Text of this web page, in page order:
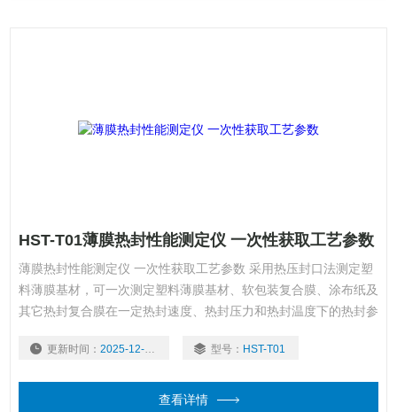
HST-T01薄膜热封性能测定仪 一次性获取工艺参数
薄膜热封性能测定仪 一次性获取工艺参数 采用热压封口法测定塑
料薄膜基材，可一次测定塑料薄膜基材、软包装复合膜、涂布纸及
其它热封复合膜在一定热封速度、热封压力和热封温度下的热封参
同的热封性能，其封口工艺参数可能差别很大。使用该设备可准
更新时间： 2025-12-01 型号： HST-T01
查看详情